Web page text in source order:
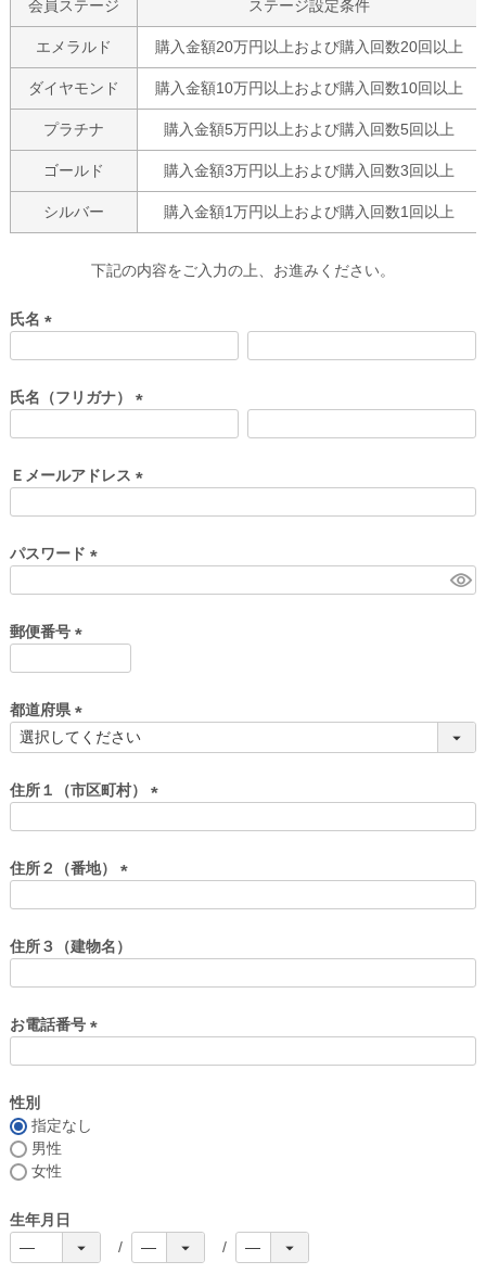
会員ステージ ステージ設定条件
エメラルド 購入金額20万円以上および購入回数20回以上
ダイヤモンド 購入金額10万円以上および購入回数10回以上
プラチナ 購入金額5万円以上および購入回数5回以上
ゴールド 購入金額3万円以上および購入回数3回以上
シルバー 購入金額1万円以上および購入回数1回以上
下記の内容をご入力の上、お進みください。
氏名
須
)
氏名（フリガナ）
須
)
Ｅメールアドレス
)
パスワード
)
郵便番号
須
)
都道府県
(
須
)
住所１（市区町村）
)
住所２（番地）
須
)
住所３（建物名）
お電話番号
性別
指定なし
男性
女性
生年月日